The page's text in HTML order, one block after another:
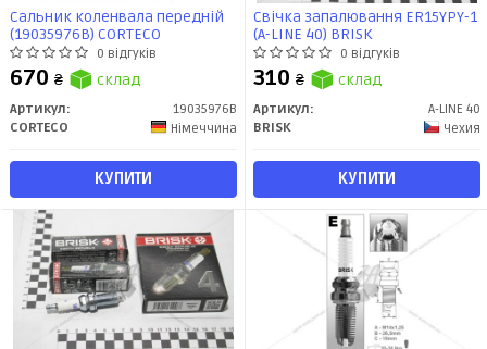
Сальник коленвала передній
(19035976B) CORTECO
0 відгуків
670 ₴ склад
Артикул:
19035976B
CORTECO
Німеччина
КУПИТИ
Свічка запалювання ER15YPY-1
(A-LINE 40) BRISK
0 відгуків
310 ₴ склад
Артикул:
A-LINE 40
BRISK
Чехия
КУПИТИ